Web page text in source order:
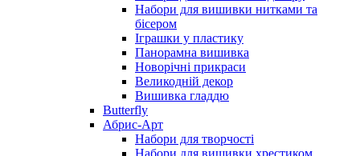
Набори для вишивки нитками та
бісером
Іграшки у пластику
Панорамна вишивка
Новорічні прикраси
Великодній декор
Вишивка гладдю
Butterfly
Абрис-Арт
Набори для творчості
Набори для вишивки хрестиком